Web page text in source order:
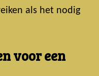
als het nodig
voor een